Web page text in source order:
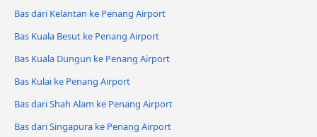
Bas dari Kelantan ke Penang Airport
Bas Kuala Besut ke Penang Airport
Bas Kuala Dungun ke Penang Airport
Bas Kulai ke Penang Airport
Bas dari Shah Alam ke Penang Airport
Bas dari Singapura ke Penang Airport